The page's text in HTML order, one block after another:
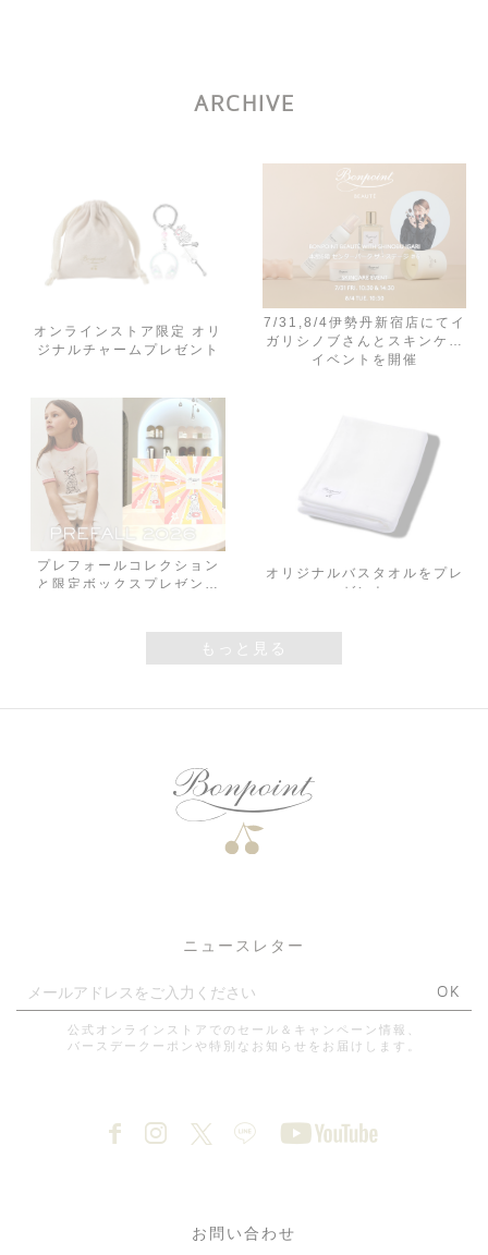
ARCHIVE
オンラインストア限定 オリ
ジナルチャームプレゼント
7/31,8/4伊勢丹新宿店にてイ
ガリシノブさんとスキンケア
イベントを開催
プレフォールコレクション
と限定ボックスプレゼント
オリジナルバスタオルをプレ
ゼント
Laundry Bag Gift
4月29日(水)より|全国のブテ
4月29日(水・祝)より 松屋
銀座店 |1階にてビューティ
母の日ギフトキャンペーン
もっと見る
お問い合わせ
ニュースレター
OK
公式オンラインストアでのセール＆キャンペーン情報、
バースデークーポンや特別なお知らせをお届けします。